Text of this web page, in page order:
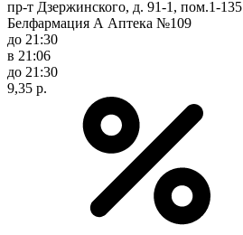
пр-т Дзержинского, д. 91-1, пом.1-135
Белфармация А Аптека №109
до 21:30
в 21:06
до 21:30
9,35 р.